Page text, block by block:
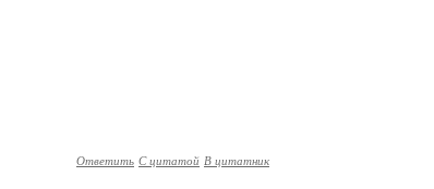
Ответить С цитатой В цитатник